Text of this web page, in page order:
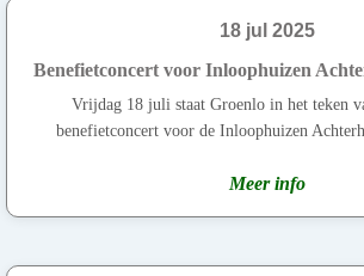
18 jul 2025
Benefietconcert voor Inloophuizen
Vrijdag 18 juli staat Groenlo in het teken
benefietconcert voor de Inloophuizen
Meer info